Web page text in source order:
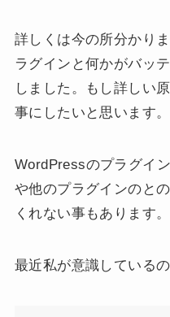
詳しくは今の所分かり
ラグインと何かがバッ
しました。もし詳しい
事にしたいと思います。
WordPressのプラグイ
や他のプラグインのと
くれない事もあります。
最近私が意識しているの